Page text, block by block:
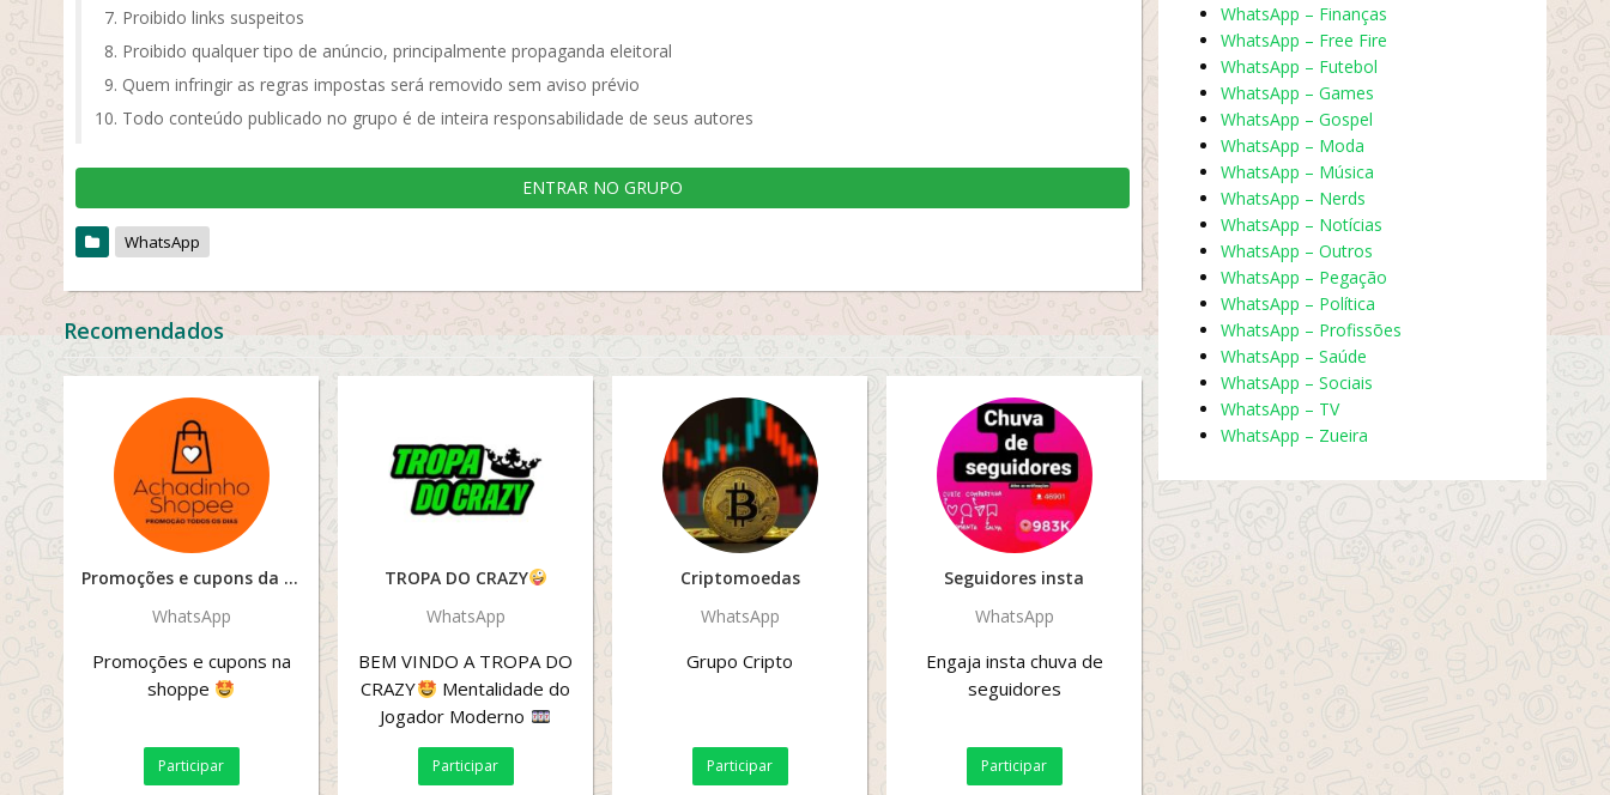
Proibido links suspeitos
Proibido qualquer tipo de anúncio, principalmente propaganda eleitoral
Quem infringir as regras impostas será removido sem aviso prévio
Todo conteúdo publicado no grupo é de inteira responsabilidade de seus autores
ENTRAR NO GRUPO
WhatsApp
Recomendados
Promoções e cupons da Shoppe
WhatsApp
Promoções e cupons na
shoppe
Participar
TROPA DO CRAZY
WhatsApp
BEM VINDO A TROPA DO
CRAZY
Mentalidade do
Jogador Moderno
Aprenda a jogar com
consciência, controlar...
Participar
Criptomoedas
WhatsApp
Grupo Cripto
Participar
Seguidores insta
WhatsApp
Engaja insta chuva de
seguidores
Participar
WhatsApp – Finanças
WhatsApp – Free Fire
WhatsApp – Futebol
WhatsApp – Games
WhatsApp – Gospel
WhatsApp – Moda
WhatsApp – Música
WhatsApp – Nerds
WhatsApp – Notícias
WhatsApp – Outros
WhatsApp – Pegação
WhatsApp – Política
WhatsApp – Profissões
WhatsApp – Saúde
WhatsApp – Sociais
WhatsApp – TV
WhatsApp – Zueira